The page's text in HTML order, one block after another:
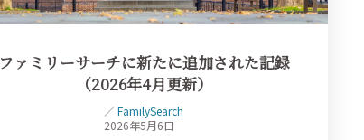
ファミリーサーチに新たに追加された記録
（2026年4月更新）
／FamilySearch
2026年5月6日